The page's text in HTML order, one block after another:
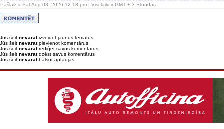
Pašlaik ir Sat Aug 08, 2026 12:18 pm | Visi laiki ir GMT + 3 Stundas
Jūs šeit nevaratizveidot jaunus tematus
Jūs šeit nevaratpievienot komentārus
Jūs šeit nevaratrediģēt savus komentārus
Jūs šeit nevaratdzēst savus komentārus
Jūs šeit nevaratbalsot aptaujās